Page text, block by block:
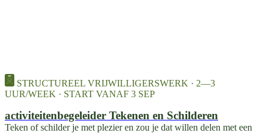
STRUCTUREEL VRIJWILLIGERSWERK · 2—3
UUR/WEEK · START VANAF 3 SEP
activiteitenbegeleider Tekenen en Schilderen
Teken of schilder je met plezier en zou je dat willen delen met een